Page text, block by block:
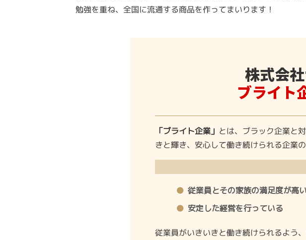
勉強を重ね、全国に流通する商品を作ってまいります！
株式会
ブライト
「ブライト企業」 とは、ブラック企業と
きと輝き、安心して働き続けられる企業の
従業員とその家族の満足度が高い
安定した経営を行っている
従業員がいきいきと働き続けられるよう